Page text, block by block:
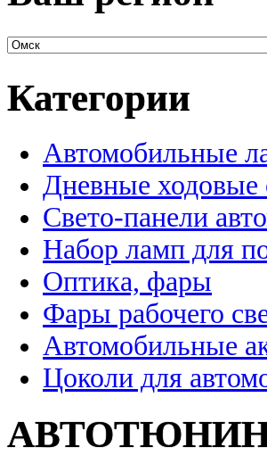
Категории
Автомобильные
Дневные ходовые
Свето-панели
Набор ламп для
Оптика, фары
Фары рабочего
Автомобильные
Цоколи для